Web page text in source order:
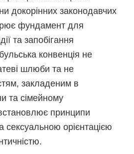
докорінних законодавчих
фундамент для
та запобігання
конвенція не
шлюби та не
закладеним в
та сімейному
принципи
сексуальною орієнтацією